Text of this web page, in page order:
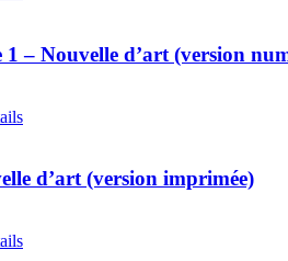
1 – Nouvelle d’art (version
d’art (version imprimée)